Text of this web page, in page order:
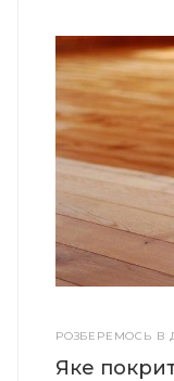
РОЗБЕРЕМОСЬ В
Яке